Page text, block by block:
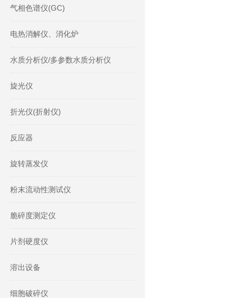
气相色谱仪(GC)
电热消解仪、消化炉
水质分析仪/多参数水质分析仪
旋光仪
折光仪(折射仪)
反应器
旋转蒸发仪
粉末流动性测试仪
脆碎度测定仪
片剂硬度仪
溶出设备
细胞破碎仪